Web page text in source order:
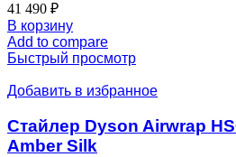
41 490 ₽
В корзину
Add to compare
Быстрый просмотр
Добавить в избранное
Стайлер Dyson Airwrap
Amber Silk